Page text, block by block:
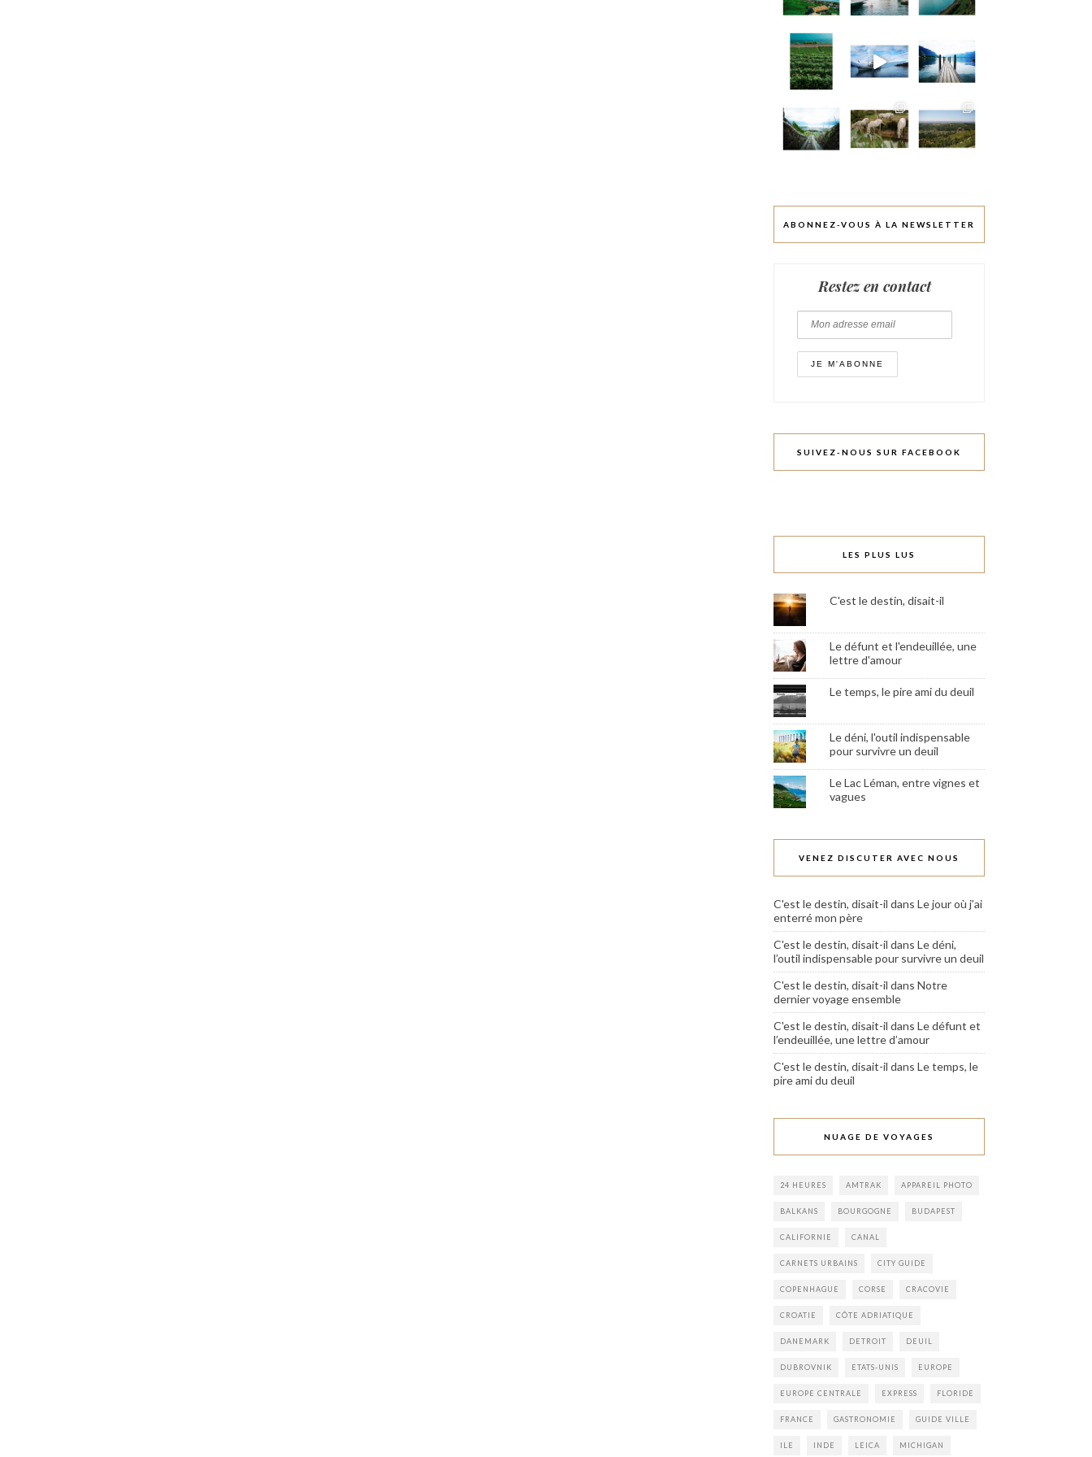
ABONNEZ-VOUS À LA NEWSLETTER
Restez en contact
SUIVEZ-NOUS SUR FACEBOOK
LES PLUS LUS
C'est le destin, disait-il
Le défunt et l'endeuillée, une
lettre d'amour
Le temps, le pire ami du deuil
Le déni, l'outil indispensable
pour survivre un deuil
Le Lac Léman, entre vignes et
vagues
VENEZ DISCUTER AVEC NOUS
C'est le destin, disait-il dans Le jour où j’ai
enterré mon père
C'est le destin, disait-il dans Le déni,
l’outil indispensable pour survivre un deuil
C'est le destin, disait-il dans Notre
dernier voyage ensemble
C'est le destin, disait-il dans Le défunt et
l’endeuillée, une lettre d’amour
C'est le destin, disait-il dans Le temps, le
pire ami du deuil
NUAGE DE VOYAGES
24 HEURES AMTRAK APPAREIL PHOTO
BALKANS BOURGOGNE BUDAPEST
CALIFORNIE CANAL
CARNETS URBAINS CITY GUIDE
COPENHAGUE CORSE CRACOVIE
CROATIE CÔTE ADRIATIQUE
DANEMARK DETROIT DEUIL
DUBROVNIK ETATS-UNIS EUROPE
EUROPE CENTRALE EXPRESS FLORIDE
FRANCE GASTRONOMIE GUIDE VILLE
ILE INDE LEICA MICHIGAN